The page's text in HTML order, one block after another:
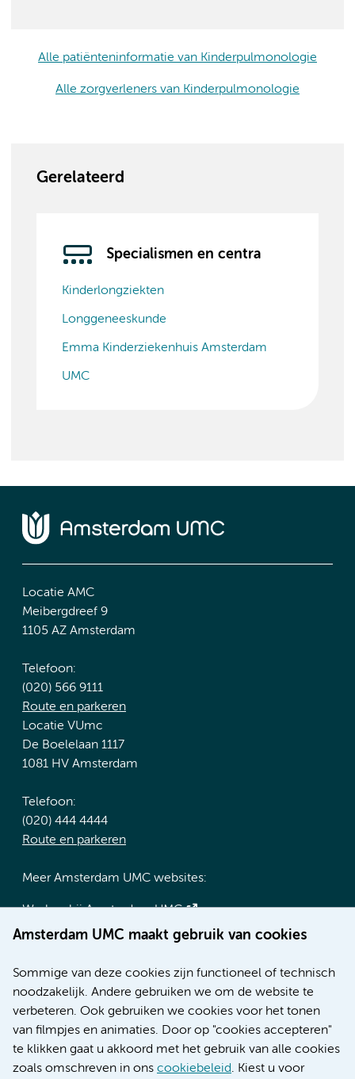
Alle patiënteninformatie van Kinderpulmonologie
Alle zorgverleners van Kinderpulmonologie
Gerelateerd
Specialismen en centra
Kinderlongziekten
Longgeneeskunde
Emma Kinderziekenhuis Amsterdam
UMC
Amsterdam UMC maakt gebruik van cookies
Sommige van deze cookies zijn functioneel of technisch
noodzakelijk. Andere gebruiken we om de website te
verbeteren. Ook gebruiken we cookies voor het tonen
van filmpjes en animaties. Door op "cookies accepteren"
te klikken gaat u akkoord met het gebruik van alle cookies
zoals omschreven in ons cookiebeleid. Kiest u voor
Locatie AMC
Meibergdreef 9
1105 AZ Amsterdam
Telefoon:
(020) 566 9111
Route en parkeren
Locatie VUmc
De Boelelaan 1117
1081 HV Amsterdam
Telefoon:
(020) 444 4444
Route en parkeren
Meer Amsterdam UMC websites:
Werken bij Amsterdam UMC
Over Amsterdam UMC
Research
Educatie locatie AMC
Educatie locatie VUmc